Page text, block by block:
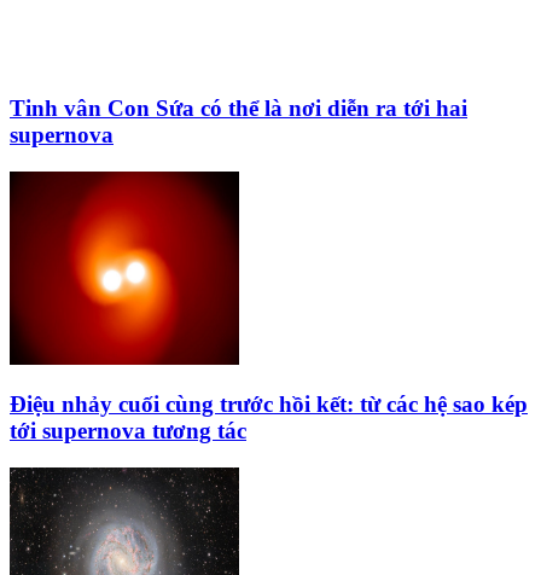
Tinh vân Con Sứa có thể là nơi diễn ra tới hai
supernova
Điệu nhảy cuối cùng trước hồi kết: từ các hệ sao kép
tới supernova tương tác